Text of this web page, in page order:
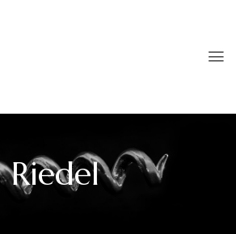
Riedel